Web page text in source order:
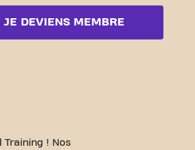
JE DEVIENS MEMBRE
! Nos